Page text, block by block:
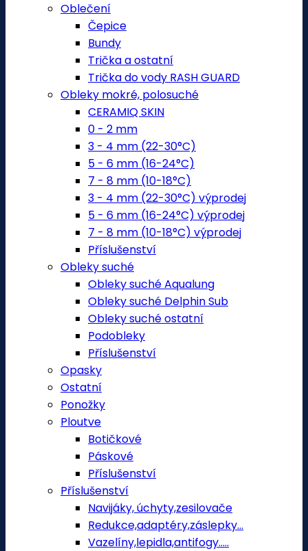
Oblečení
Čepice
Bundy
Trička a ostatní
Trička do vody RASH GUARD
Obleky mokré, polosuché
CERAMIQ SKIN
0 - 2 mm
3 - 4 mm (22-30°C)
5 - 6 mm (16-24°C)
7 - 8 mm (10-18°C)
3 - 4 mm (22-30°C) výprodej
5 - 6 mm (16-24°C) výprodej
7 - 8 mm (10-18°C) výprodej
Příslušenství
Obleky suché
Obleky suché Aqualung
Obleky suché Delphin Sub
Obleky suché ostatní
Podobleky
Příslušenství
Opasky
Ostatní
Ponožky
Ploutve
Botičkové
Páskové
Příslušenství
Příslušenství
Navijáky, úchyty,zesilovače
Redukce,adaptéry,záslepky...
Vazelíny,lepidla,antifogy.....